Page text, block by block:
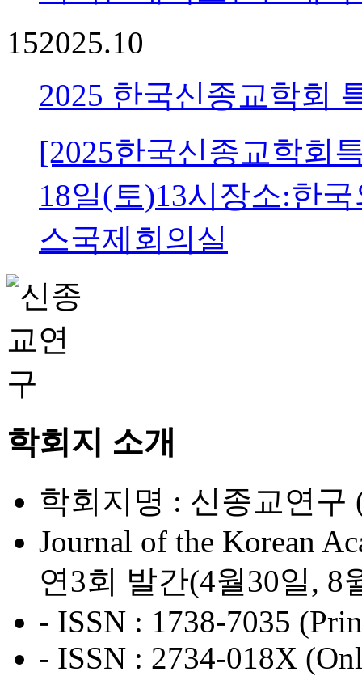
152025.10
2025 한국신종교학회
[2025한국신종교학회
18일(토)13시장소:한
스국제회의실
학회지 소개
학회지명 : 신종교연구
Journal of the Korean
연3회 발간(4월30일, 8
- ISSN : 1738-7035
- ISSN : 2734-018X